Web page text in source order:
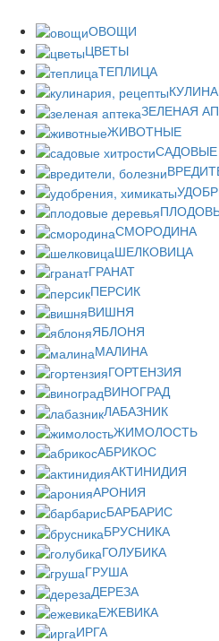
ОВОЩИ
ЦВЕТЫ
ТЕПЛИЦА
ЗЕЛЕНАЯ
ЖИВОТНЫЕ
СМОРОДИНА
ШЕЛКОВИЦА
ГРАНАТ
ПЕРСИК
ВИШНЯ
ЯБЛОНЯ
МАЛИНА
ГОРТЕНЗИЯ
ВИНОГРАД
ЛАБАЗНИК
ЖИМОЛОСТЬ
АБРИКОС
АКТИНИДИЯ
АРОНИЯ
БАРБАРИС
БРУСНИКА
ГОЛУБИКА
ГРУША
ДЕРЕЗА
ЕЖЕВИКА
ИРГА